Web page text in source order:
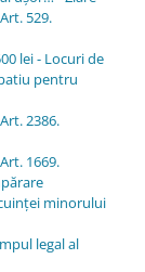
Art. 529.
lei - Locuri de
pentru
Art. 2386.
Art. 1669.
minorului
legal al